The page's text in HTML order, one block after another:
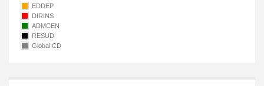
EDDEP
DIRINS
ADMCEN
RESUD
Global CD